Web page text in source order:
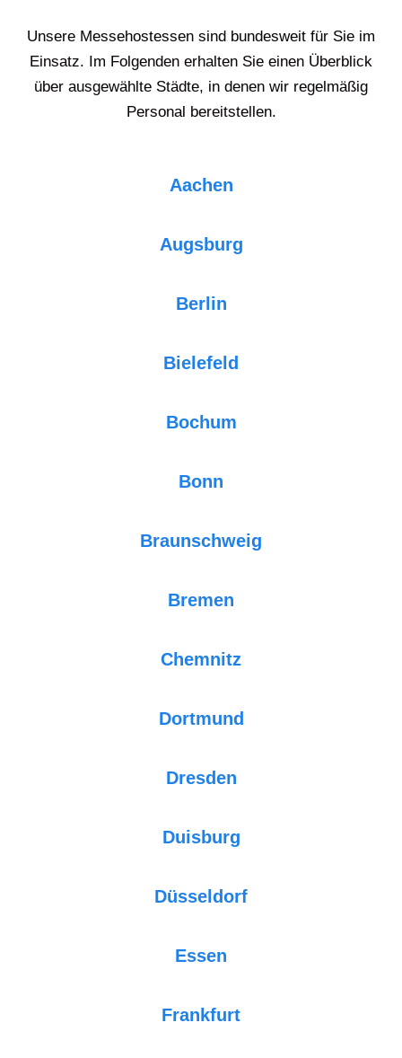
Unsere Messehostessen sind bundesweit für Sie im
Einsatz. Im Folgenden erhalten Sie einen Überblick
über ausgewählte Städte, in denen wir regelmäßig
Personal bereitstellen.
Aachen
Augsburg
Berlin
Bielefeld
Bochum
Bonn
Braunschweig
Bremen
Chemnitz
Dortmund
Dresden
Duisburg
Düsseldorf
Essen
Frankfurt